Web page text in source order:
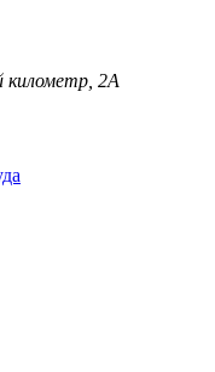
километр, 2А